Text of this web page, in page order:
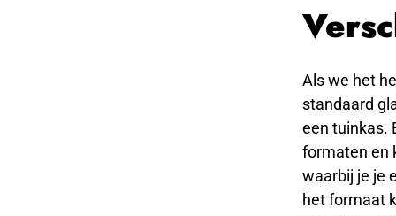
Als we het
standaard
een tuinkas.
formaten en
waarbij je je
het formaat